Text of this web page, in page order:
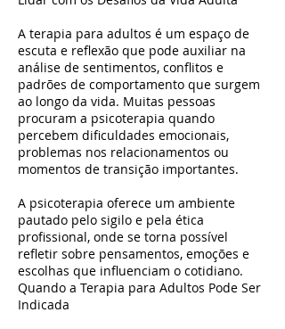
A terapia para adultos é um espaço de
escuta e reflexão que pode auxiliar na
análise de sentimentos, conflitos e
padrões de comportamento que surgem
ao longo da vida. Muitas pessoas
procuram a psicoterapia quando
percebem dificuldades emocionais,
problemas nos relacionamentos ou
momentos de transição importantes.
A psicoterapia oferece um ambiente
pautado pelo sigilo e pela ética
profissional, onde se torna possível
refletir sobre pensamentos, emoções e
escolhas que influenciam o cotidiano.
Quando a Terapia para Adultos Pode Ser
Indicada